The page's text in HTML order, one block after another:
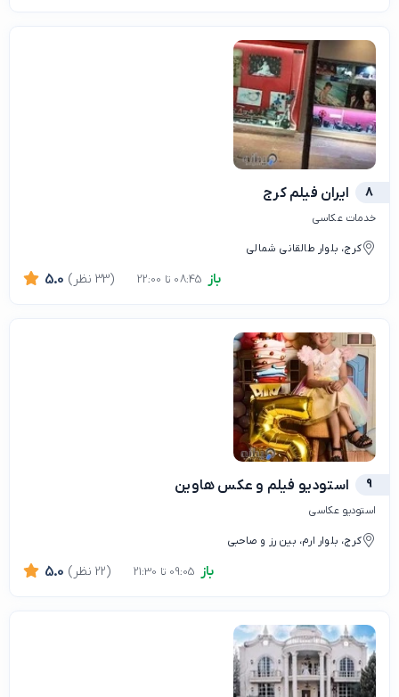
8 ایران فیلم کرج
خدمات عکاسی
کرج، بلوار طالقانی شمالی
باز 5.0 (33 نظر)
9 استودیو فیلم و عکس هاوین
استودیو عکاسی
کرج، بلوار ارم، بین رز و صاحبی
باز 5.0 (22 نظر)